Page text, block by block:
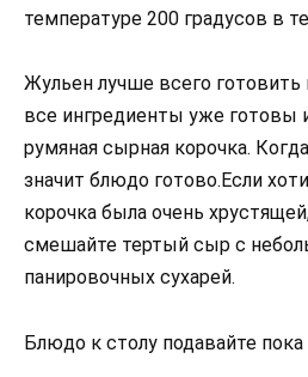
температуре 200 градусов в
Жульен лучше всего готовить
все ингредиенты уже готовы
румяная сырная корочка.
значит блюдо готово.Если
корочка была очень
смешайте тертый сыр с
панировочных сухарей.
Блюдо к столу подавайте пока